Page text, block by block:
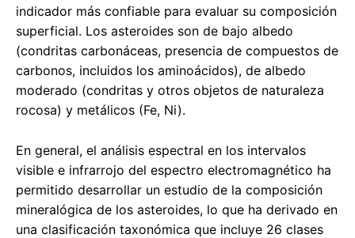
indicador más confiable para evaluar su composición
superficial. Los asteroides son de bajo albedo
(condritas carbonáceas, presencia de compuestos de
carbonos, incluidos los aminoácidos), de albedo
moderado (condritas y otros objetos de naturaleza
rocosa) y metálicos (Fe, Ni).
En general, el análisis espectral en los intervalos
visible e infrarrojo del espectro electromagnético ha
permitido desarrollar un estudio de la composición
mineralógica de los asteroides, lo que ha derivado en
una clasificación taxonómica que incluye 26 clases